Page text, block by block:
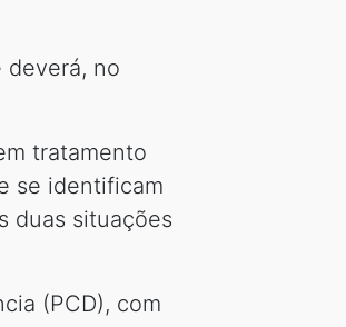
deverá, no
tratamento
se identificam
duas situações
(PCD), com